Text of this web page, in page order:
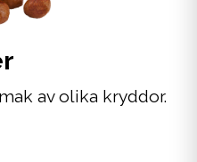
av olika kryddor.